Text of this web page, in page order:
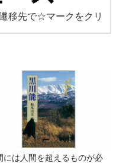
遷移先で☆マークをクリ
には人間を超えるものが必